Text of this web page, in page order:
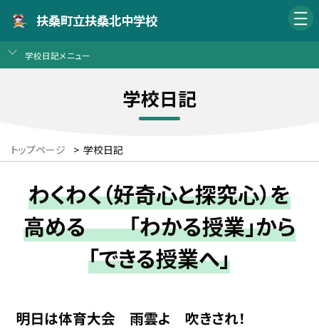
扶桑町立扶桑北中学校
学校日記メニュー
学校日記
トップページ > 学校日記
わくわく（好奇心と探究心）を
高める 「わかる授業」から
「できる授業へ」
明日は体育大会 雨雲よ 吹きされ！